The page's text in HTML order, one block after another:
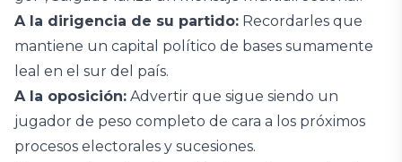
A la dirigencia de su partido: Recordarles que
mantiene un capital político de bases sumamente
leal en el sur del país.
A la oposición: Advertir que sigue siendo un
jugador de peso completo de cara a los próximos
procesos electorales y sucesiones.